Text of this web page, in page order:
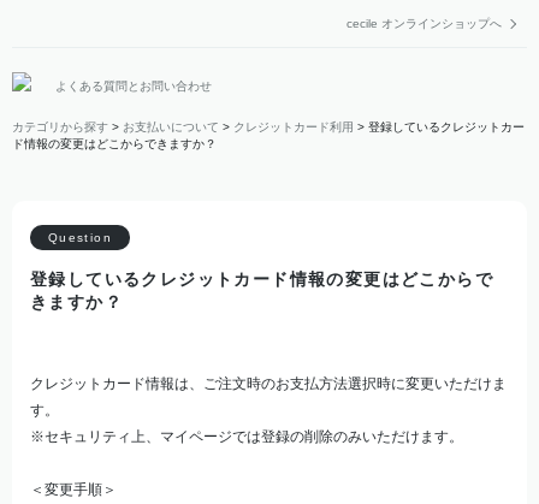
cecile オンラインショップへ
よくある質問とお問い合わせ
カテゴリから探す > お支払いについて > クレジットカード利用 > 登録しているクレジットカー
ド情報の変更はどこからできますか？
登録しているクレジットカード情報の変更はどこからで
きますか？
クレジットカード情報は、ご注文時のお支払方法選択時に変更いただけま
す。
※セキュリティ上、マイページでは登録の削除のみいただけます。
＜変更手順＞